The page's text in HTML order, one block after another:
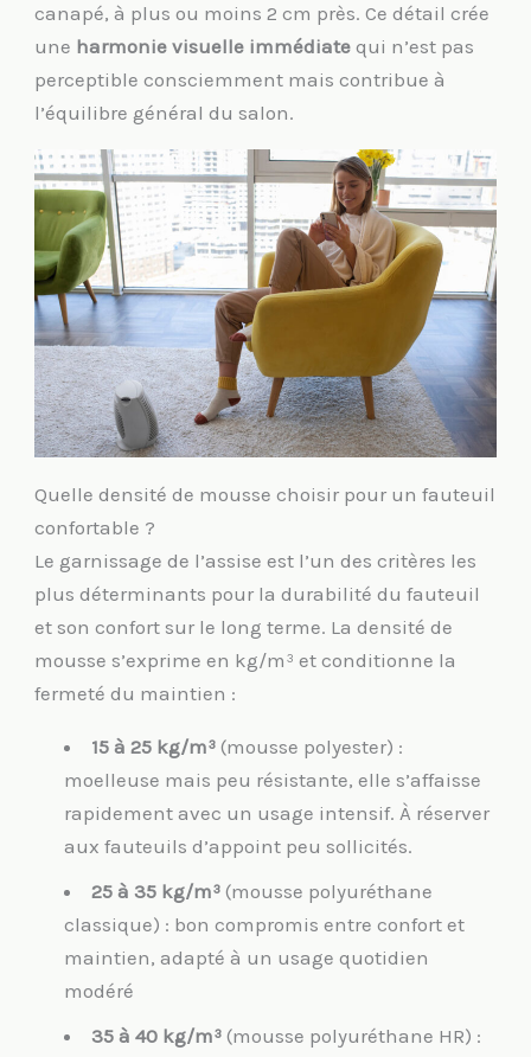
canapé, à plus ou moins 2 cm près. Ce détail crée
une harmonie visuelle immédiate qui n’est pas
perceptible consciemment mais contribue à
l’équilibre général du salon.
Quelle densité de mousse choisir pour un fauteuil
confortable ?
Le garnissage de l’assise est l’un des critères les
plus déterminants pour la durabilité du fauteuil
et son confort sur le long terme. La densité de
mousse s’exprime en kg/m³ et conditionne la
fermeté du maintien :
15 à 25 kg/m³ (mousse polyester) :
moelleuse mais peu résistante, elle s’affaisse
rapidement avec un usage intensif. À réserver
aux fauteuils d’appoint peu sollicités.
25 à 35 kg/m³ (mousse polyuréthane
classique) : bon compromis entre confort et
maintien, adapté à un usage quotidien
modéré
35 à 40 kg/m³ (mousse polyuréthane HR) :